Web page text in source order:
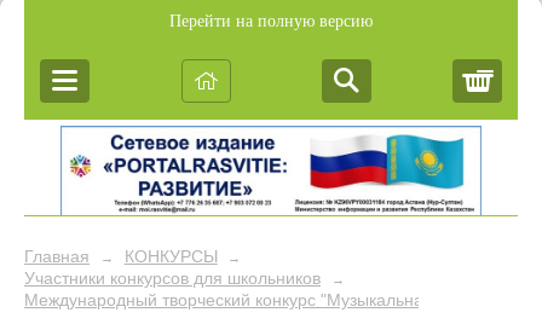
Перейти на полную версию
Главная → КОНКУРСЫ →
Участники конкурсов для школьников →
Международный творческий конкурс "Музыкальная сова"